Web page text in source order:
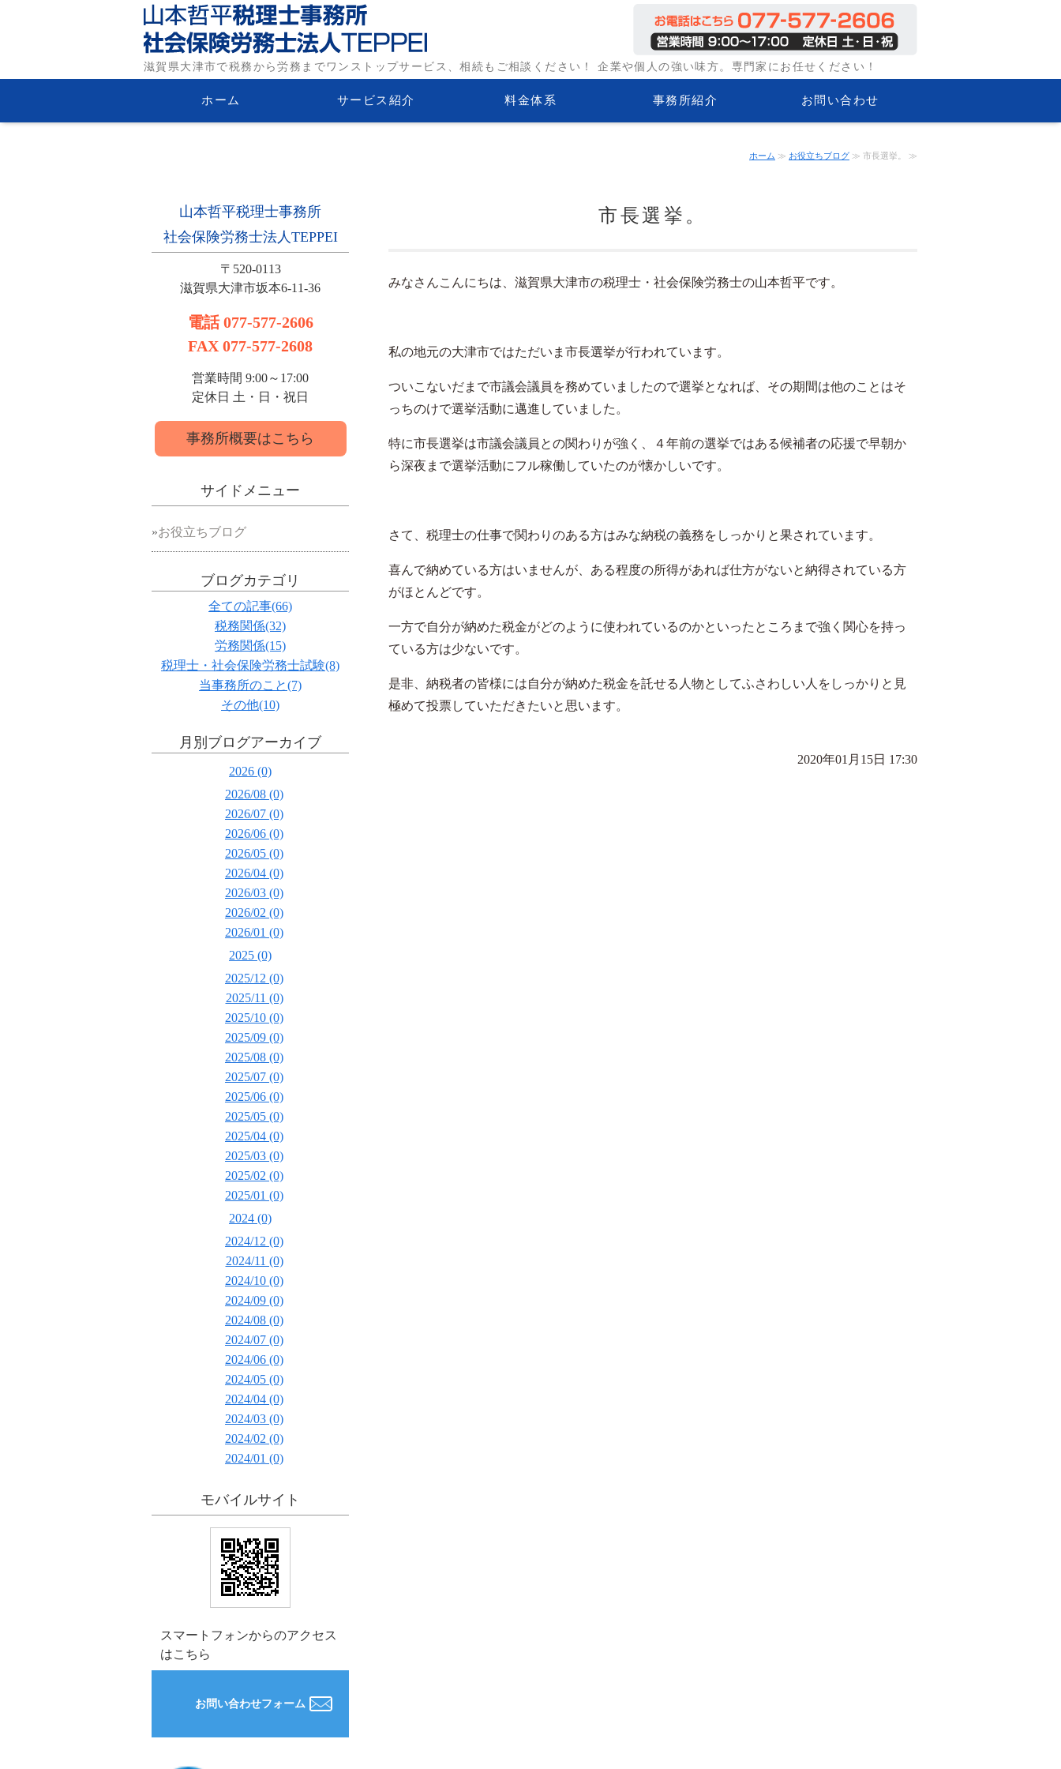
滋賀県大津市の税務・労務相談なら
山本哲平税理士事務所・社会保険労
務士法人TEPPEI
滋賀県大津市で税務から労務までワンストップサービス、相続もご相談ください！ 企業や個人の強い味方。専門家にお任せください！
ホーム サービス紹介 料金体系 事務所紹介 お問い合わせ
ホーム ≫ お役立ちブログ ≫ 市長選挙。 ≫
市長選挙。
みなさんこんにちは、滋賀県大津市の税理士・社会保険労務士の山本哲平です。
私の地元の大津市ではただいま市長選挙が行われています。
ついこないだまで市議会議員を務めていましたので選挙となれば、その期間は他のことはそ
っちのけで選挙活動に邁進していました。
特に市長選挙は市議会議員との関わりが強く、４年前の選挙ではある候補者の応援で早朝か
ら深夜まで選挙活動にフル稼働していたのが懐かしいです。
さて、税理士の仕事で関わりのある方はみな納税の義務をしっかりと果されています。
喜んで納めている方はいませんが、ある程度の所得があれば仕方がないと納得されている方
がほとんどです。
一方で自分が納めた税金がどのように使われているのかといったところまで強く関心を持っ
ている方は少ないです。
是非、納税者の皆様には自分が納めた税金を託せる人物としてふさわしい人をしっかりと見
極めて投票していただきたいと思います。
2020年01月15日 17:30
山本哲平税理士事務所
社会保険労務士法人TEPPEI
〒520-0113
滋賀県大津市坂本6-11-36
電話077-577-2606
FAX 077-577-2608
営業時間 9:00～17:00
定休日 土・日・祝日
事務所概要はこちら
サイドメニュー
お役立ちブログ
ブログカテゴリ
全ての記事(66)
税務関係(32)
労務関係(15)
税理士・社会保険労務士試験(8)
当事務所のこと(7)
その他(10)
月別ブログアーカイブ
2026 (0)
2026/08 (0)
2026/07 (0)
2026/06 (0)
2026/05 (0)
2026/04 (0)
2026/03 (0)
2026/02 (0)
2026/01 (0)
2025 (0)
2025/12 (0)
2025/11 (0)
2025/10 (0)
2025/09 (0)
2025/08 (0)
2025/07 (0)
2025/06 (0)
2025/05 (0)
2025/04 (0)
2025/03 (0)
2025/02 (0)
2025/01 (0)
2024 (0)
2024/12 (0)
2024/11 (0)
2024/10 (0)
2024/09 (0)
2024/08 (0)
2024/07 (0)
2024/06 (0)
2024/05 (0)
2024/04 (0)
2024/03 (0)
2024/02 (0)
2024/01 (0)
モバイルサイト
スマートフォンからのアクセス
はこちら
お問い合わせフォーム